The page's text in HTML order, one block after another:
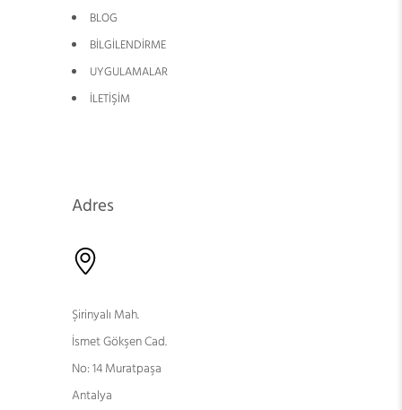
BLOG
BİLGİLENDİRME
UYGULAMALAR
İLETİŞİM
Adres
Şirinyalı Mah.
İsmet Gökşen Cad.
No: 14 Muratpaşa
Antalya